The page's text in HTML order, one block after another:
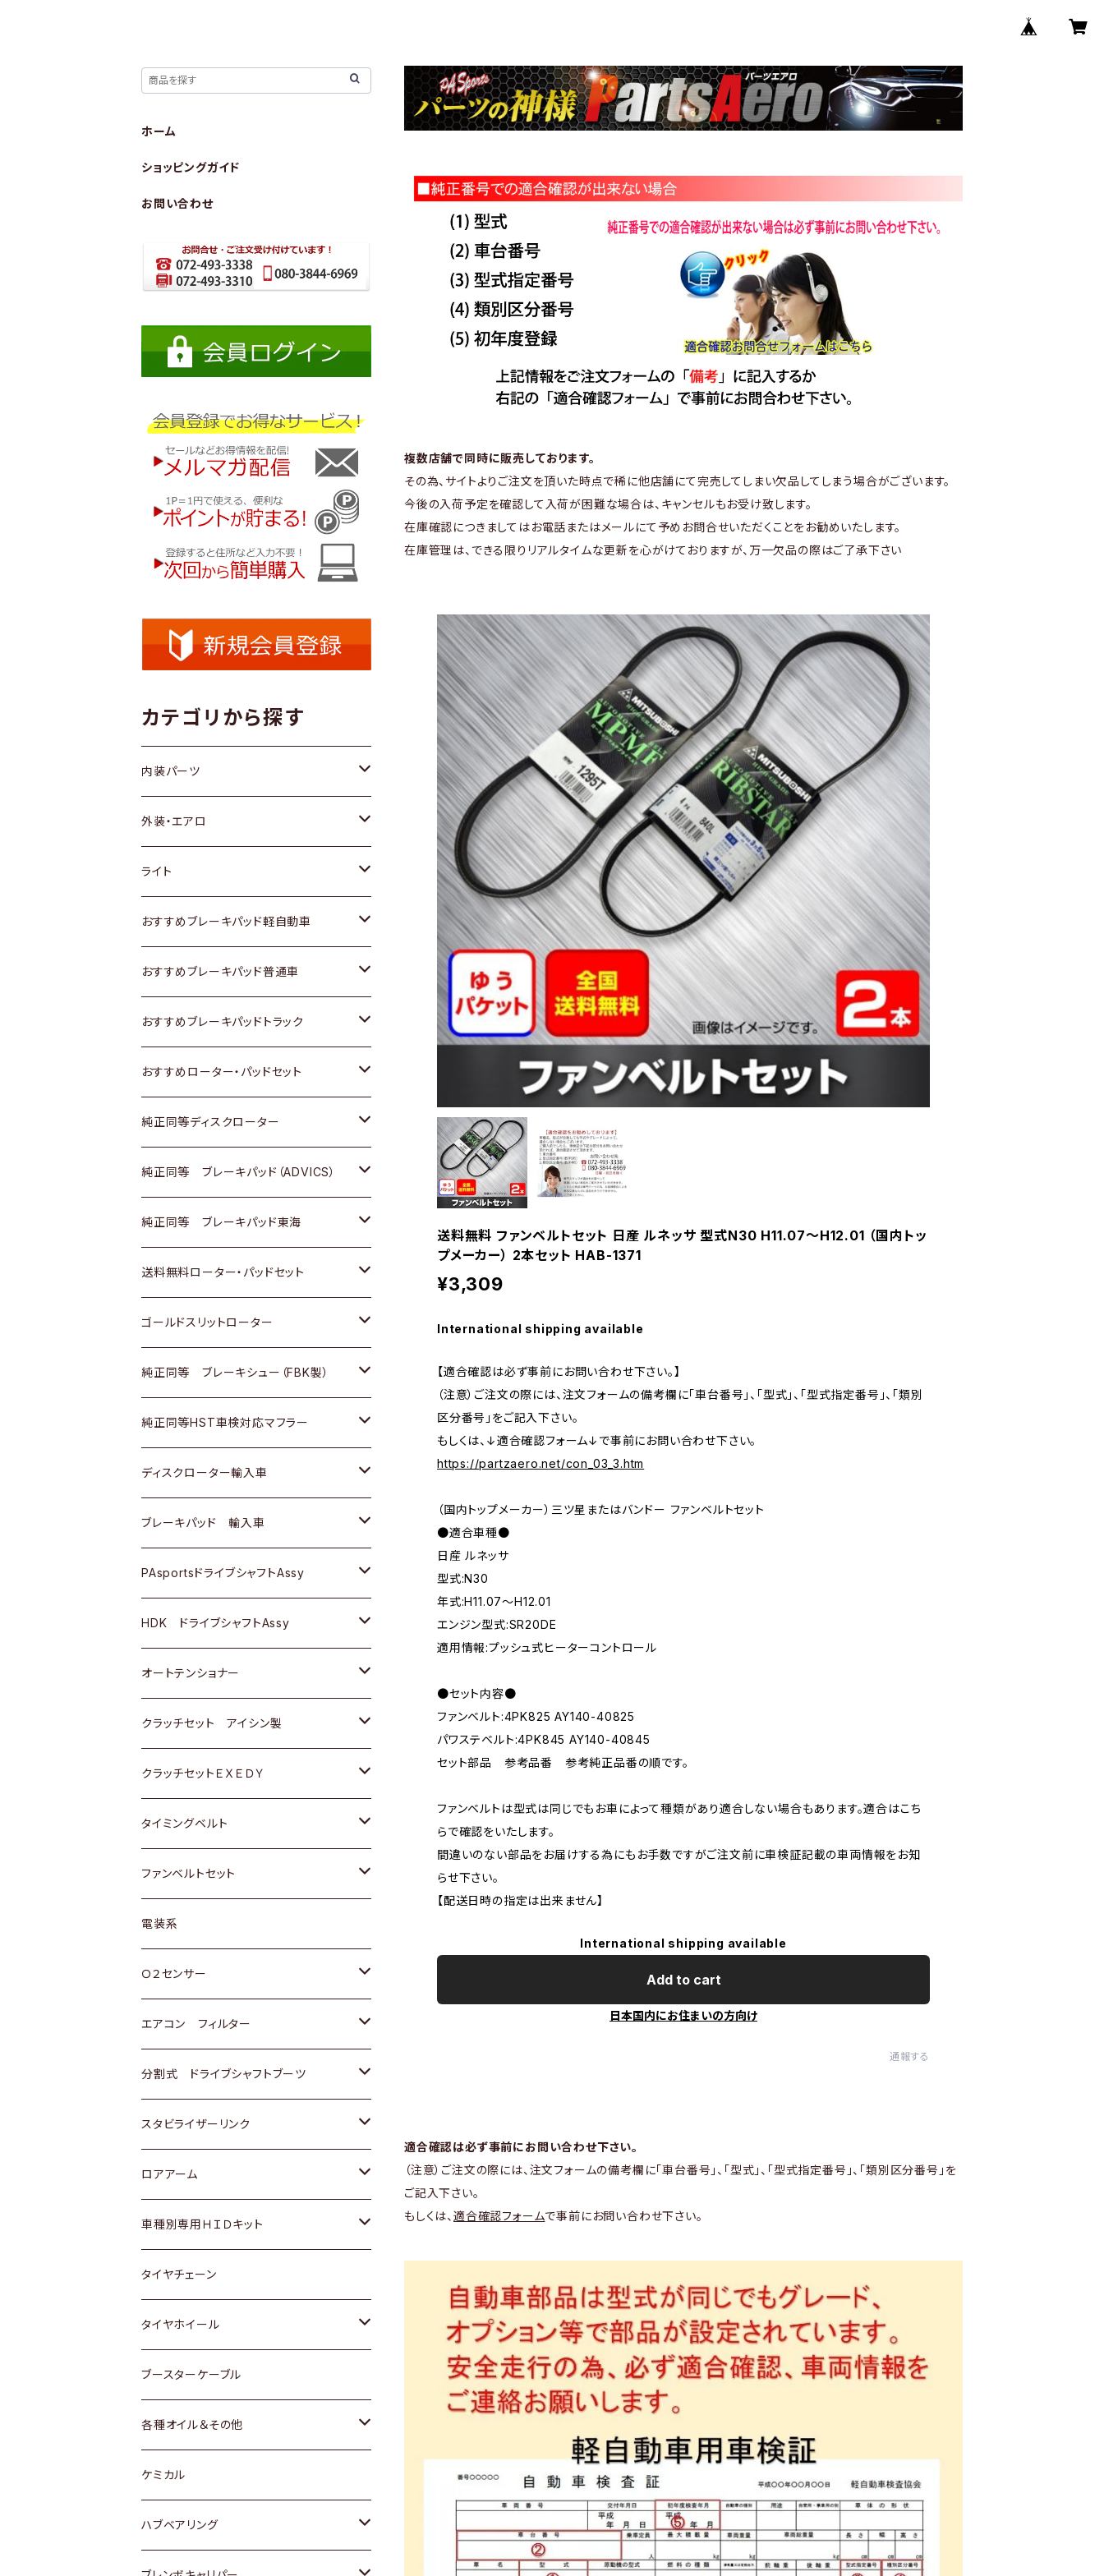
複数店舗で同時に販売しております。
その為、サイトよりご注文を頂いた時点で稀に他店舗にて完売してしまい欠品してしまう場合がございます。
今後の入荷予定を確認して入荷が困難な場合は、キャンセルもお受け致します。
在庫確認につきましてはお電話またはメールにて予めお問合せいただくことをお勧めいたします。
在庫管理は、できる限りリアルタイムな更新を心がけておりますが、万一欠品の際はご了承下さい
送料無料 ファンベルトセット 日産 ルネッサ 型式N30 H11.07～H12.01 （国内トッ
プメーカー） 2本セット HAB-1371
¥3,309
International shipping available
【適合確認は必ず事前にお問い合わせ下さい。】
（注意）ご注文の際には、注文フォームの備考欄に「車台番号」、「型式」、「型式指定番号」、「類別
区分番号」をご記入下さい。
もしくは、↓適合確認フォーム↓で事前にお問い合わせ下さい。
https://partzaero.net/con_03_3.htm
（国内トップメーカー）三ツ星またはバンドー ファンベルトセット
●適合車種●
日産 ルネッサ
型式:N30
年式:H11.07～H12.01
エンジン型式:SR20DE
適用情報:プッシュ式ヒーターコントロール
●セット内容●
ファンベルト:4PK825 AY140-40825
パワステベルト:4PK845 AY140-40845
セット部品 参考品番 参考純正品番の順です。
ファンベルトは型式は同じでもお車によって種類があり適合しない場合もあります。適合はこち
らで確認をいたします。
間違いのない部品をお届けする為にもお手数ですがご注文前に車検証記載の車両情報をお知
らせ下さい。
【配送日時の指定は出来ません】
International shipping available
Add to cart
日本国内にお住まいの方向け
通報する
適合確認は必ず事前にお問い合わせ下さい。
（注意）ご注文の際には、注文フォームの備考欄に「車台番号」、「型式」、「型式指定番号」、「類別区分番号」を
ご記入下さい。
もしくは、 適合確認フォームで事前にお問い合わせ下さい。
ホーム
ショッピングガイド
お問い合わせ
カテゴリから探す
内装パーツ
トヨタ
ホンダ
スズキ
日産
いすゞ
ダイハツ
マツダ
三菱
スバル
日野
三菱ふそう
ＢＭＷ
外装・エアロ
トヨタ
ホンダ
スズキ
日産
いすゞ
ダイハツ
マツダ
三菱
日野
三菱ふそう
ライト
トヨタ
スズキ
日産
いすゞ
ダイハツ
三菱
日野
三菱ふそう
その他
おすすめブレーキパッド軽自動車
トヨタ
ホンダ
スズキ
日産
ダイハツ
マツダ
三菱
スバル
おすすめブレーキパッド普通車
トヨタ
ホンダ
スズキ
日産
いすゞ
ダイハツ
マツダ
三菱
スバル
おすすめブレーキパッドトラック
トヨタ
日産
いすゞ
ダイハツ
マツダ
三菱
おすすめローター・パッドセット
トヨタ
ホンダ
スズキ
日産
ダイハツ
マツダ
三菱
スバル
純正同等ディスクローター
トヨタ
ホンダ
スズキ
日産
いすゞ
ダイハツ
マツダ
三菱
スバル
ＢＥＮＺ
純正同等 ブレーキパッド（ADVICS）
トヨタ
ホンダ
スズキ
日産
ダイハツ
マツダ
三菱
スバル
純正同等 ブレーキパッド東海
トヨタ
ホンダ
日産
いすゞ
ダイハツ
マツダ
三菱
スバル
送料無料ローター・パッドセット
トヨタ
ホンダ
スズキ
日産
ダイハツ
マツダ
三菱
スバル
ゴールドスリットローター
トヨタ
ホンダ
スズキ
日産
ダイハツ
マツダ
三菱
スバル
純正同等 ブレーキシュー（FBK製）
ホンダ
スズキ
日産
ダイハツ
マツダ
三菱
スバル
純正同等HST車検対応マフラー
トヨタ
ホンダ
スズキ
日産
いすゞ
ダイハツ
マツダ
三菱
スバル
日野
ディスクローター輸入車
ＡＵＤＩ
ＢＥＮＺ
ＢＭＷ
GOLF
ＷＡＧＥＮ
アストロ（シボレー）
クライスラー
ブレーキパッド 輸入車
ＢＥＮＺ
ＢＭＷ
ＷＡＧＥＮ
ＶＯＬＶＯ
PAsportsドライブシャフトAssy
トヨタ
ホンダ
スズキ
日産
ダイハツ
マツダ
三菱
スバル
HDK ドライブシャフトAssy
スズキ
ダイハツ
日産
ホンダ
マツダ
オートテンショナー
トヨタ
クラッチセット アイシン製
ホンダ
スズキ
ダイハツ
マツダ
三菱
スバル
クラッチセットＥＸＥＤＹ
ホンダ
スズキ
日産
ダイハツ
マツダ
三菱
スバル
タイミングベルト
トヨタ
スズキ
ダイハツ
三菱
スバル
ファンベルトセット
トヨタ
ホンダ
スズキ
日産
いすゞ
ダイハツ
マツダ
三菱
スバル
レクサス
電装系
Ｏ２センサー
トヨタ
ホンダ
スズキ
日産
ダイハツ
マツダ
三菱
スバル
エアコン フィルター
トヨタ
ホンダ
スズキ
日産
いすゞ
ダイハツ
マツダ
三菱
スバル
分割式 ドライブシャフトブーツ
トヨタ
ホンダ
スズキ
日産
ダイハツ
スバル
スタビライザーリンク
トヨタ
ホンダ
スズキ
日産
ダイハツ
マツダ
ロアアーム
ホンダ
スズキ
日産
ダイハツ
マツダ
スバル
車種別専用ＨＩＤキット
トヨタ
マツダ
タイヤチェーン
タイヤホイール
トヨタ
ホンダ
スズキ
日産
ブースターケーブル
各種オイル＆その他
ディーデル洗浄添加剤
ケミカル
ハブベアリング